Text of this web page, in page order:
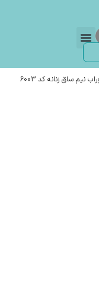
/ جوراب نیم ساق زنانه کد 6003